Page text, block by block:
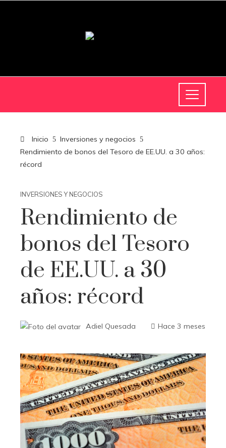
Inicio
Inversiones y negocios
Rendimiento de bonos del Tesoro de EE.UU. a 30 años:
récord
INVERSIONES Y NEGOCIOS
Rendimiento de
bonos del Tesoro
de EE.UU. a 30
años: récord
Adiel Quesada Hace 3 meses